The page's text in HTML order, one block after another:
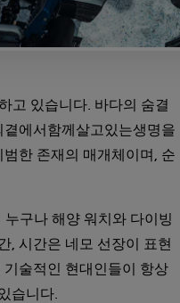
고 있습니다. 바다의 숨결
에서함께살고있는생명을
한 존재의 매개체이며, 순
구나 해양 워치와 다이빙
, 시간은 네모 선장이 표현
기술적인 현대인들이 항상
습니다.